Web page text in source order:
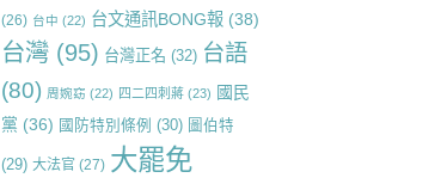
(26) 台中 (22) 台文通訊BONG報(38)
台灣(95) 台灣正名 (32) 台語
(80) 周婉窈 (22) 四二四刺蔣(23) 國民
黨 (36) 國防特別條例 (30) 圖伯特
(29) 大法官(27) 大罷免